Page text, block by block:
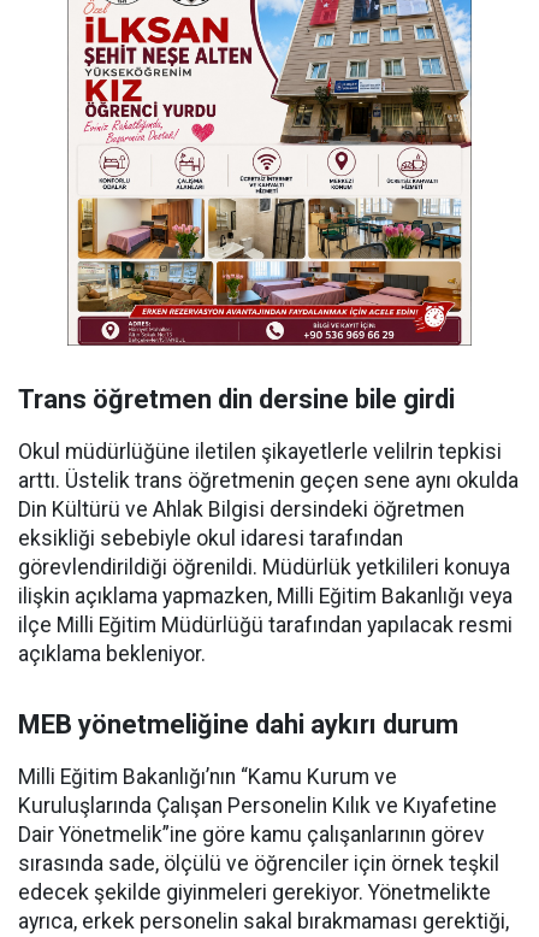
Trans öğretmen din dersine bile girdi
Okul müdürlüğüne iletilen şikayetlerle velilrin tepkisi
arttı. Üstelik trans öğretmenin geçen sene aynı okulda
Din Kültürü ve Ahlak Bilgisi dersindeki öğretmen
eksikliği sebebiyle okul idaresi tarafından
görevlendirildiği öğrenildi. Müdürlük yetkilileri konuya
ilişkin açıklama yapmazken, Milli Eğitim Bakanlığı veya
ilçe Milli Eğitim Müdürlüğü tarafından yapılacak resmi
açıklama bekleniyor.
MEB yönetmeliğine dahi aykırı durum
Milli Eğitim Bakanlığı’nın “Kamu Kurum ve
Kuruluşlarında Çalışan Personelin Kılık ve Kıyafetine
Dair Yönetmelik”ine göre kamu çalışanlarının görev
sırasında sade, ölçülü ve öğrenciler için örnek teşkil
edecek şekilde giyinmeleri gerekiyor. Yönetmelikte
ayrıca, erkek personelin sakal bırakmaması gerektiği,